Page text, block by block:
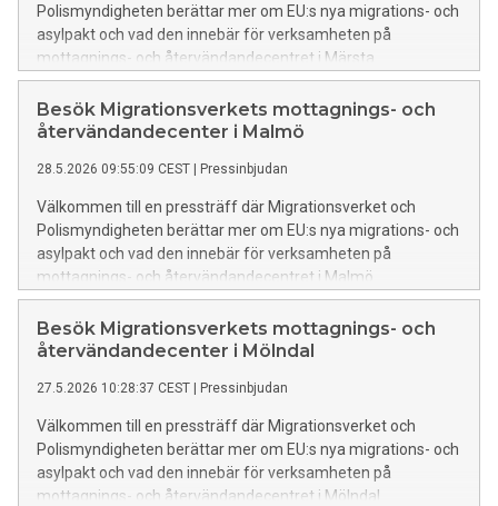
Polismyndigheten berättar mer om EU:s nya migrations- och
asylpakt och vad den innebär för verksamheten på
mottagnings- och återvändandecentret i Märsta.
Besök Migrationsverkets mottagnings- och
återvändandecenter i Malmö
28.5.2026 09:55:09 CEST Pressinbjudan
Välkommen till en pressträff där Migrationsverket och
Polismyndigheten berättar mer om EU:s nya migrations- och
asylpakt och vad den innebär för verksamheten på
mottagnings- och återvändandecentret i Malmö.
Besök Migrationsverkets mottagnings- och
återvändandecenter i Mölndal
27.5.2026 10:28:37 CEST Pressinbjudan
Välkommen till en pressträff där Migrationsverket och
Polismyndigheten berättar mer om EU:s nya migrations- och
asylpakt och vad den innebär för verksamheten på
mottagnings- och återvändandecentret i Mölndal.